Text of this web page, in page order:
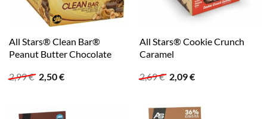
All Stars® Clean Bar®
Peanut Butter Chocolate
2,99€ Ursprünglicher
Preis
2,50€Aktueller
All Stars® Cookie Crunch
Caramel
2,69€ Ursprünglicher
Preis
2,69 €
2,09€Aktueller
2,09 €.